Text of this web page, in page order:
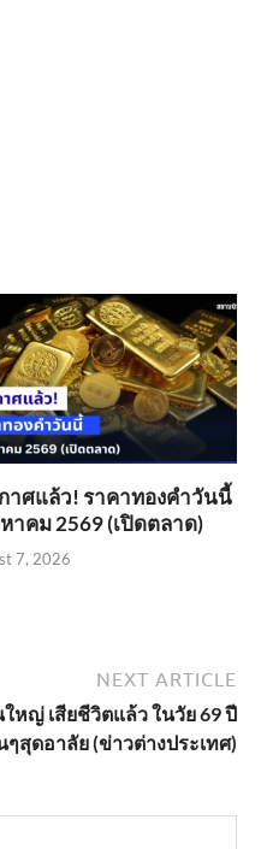
าศแล้ว! ราคาทองคำวันนี้
าคม 2569 (เปิดตลาด)
7, 2026
NEXT ARTICLE
หญ่ เสียชีวิตแล้ว ในวัย 69 ปี
ๆสุดอาลัย (ข่าวต่างประเทศ)